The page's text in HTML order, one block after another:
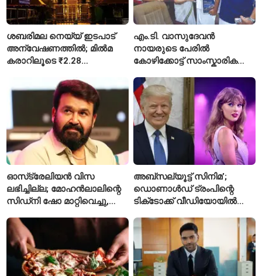
ശബരിമല നെയ്യ് ഇടപാട്
അന്വേഷണത്തിൽ; മിൽമ
കരാറിലൂടെ ₹2.28
എഫ്ഐആർ
എം.ടി. വാസുദേവൻ
നായരുടെ പേരിൽ
കോഴിക്കോട്ട് സാംസ്കാരിക
പ്രവർത്തനങ്ങൾക്ക് ₹50
കോടി
ഓസ്‌ട്രേലിയൻ വിസ
ലഭിച്ചില്ല; മോഹൻലാലിന്റെ
സിഡ്‌നി ഷോ മാറ്റിവെച്ചു,
ചോദിച്ച് താരം
അബ്സല്യൂട്ട് സിനിമ’;
ഡൊണാൾഡ് ട്രംപിന്റെ
ടിക്‌ടോക്ക് വീഡിയോയിൽ
‘August’ നീക്കം ചെയ്തു